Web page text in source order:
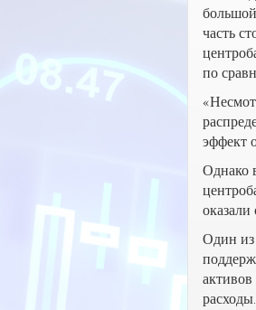
часть
по
эффект
Однако
Один из
расходы.